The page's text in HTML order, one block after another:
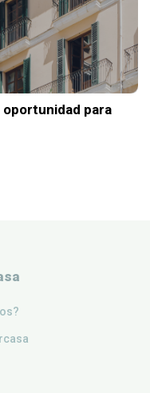
oportunidad para